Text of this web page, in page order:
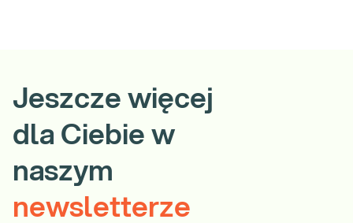
Jeszcze więcej
dla Ciebie w
naszym
newsletterze